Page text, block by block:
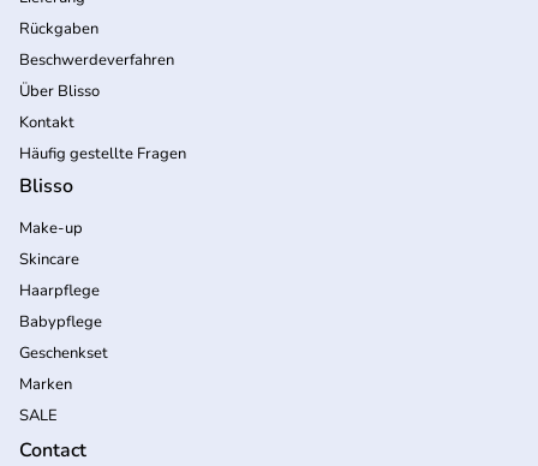
Rückgaben
Beschwerdeverfahren
Über Blisso
Kontakt
Häufig gestellte Fragen
Blisso
Make-up
Skincare
Haarpflege
Babypflege
Geschenkset
Marken
SALE
Contact